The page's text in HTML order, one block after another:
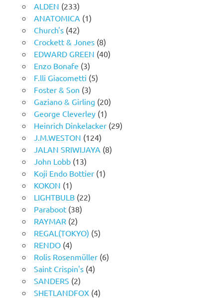
ALDEN (233)
ANATOMICA (1)
Church's(42)
Crockett & Jones(8)
EDWARD GREEN (40)
Enzo Bonafe (3)
F.lli Giacometti (5)
Foster & Son (3)
Gaziano & Girling (20)
George Cleverley(1)
Heinrich Dinkelacker(29)
J.M.WESTON (124)
JALAN SRIWIJAYA (8)
John Lobb(13)
Koji Endo Bottier(1)
KOKON (1)
LIGHTBULB(22)
Paraboot(38)
RAYMAR (2)
REGAL(TOKYO) (5)
RENDO(4)
Rolis Rosenmüller(6)
Saint Crispin's(4)
SANDERS (2)
SHETLANDFOX(4)